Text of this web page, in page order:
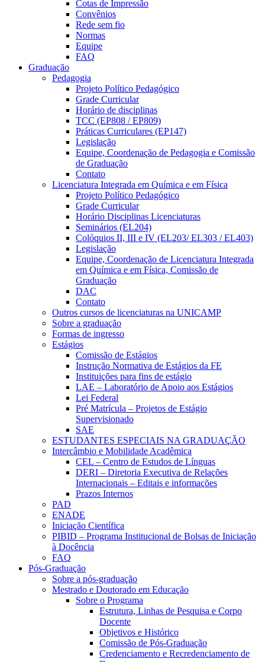
Cotas de Impressão
Convênios
Rede sem fio
Normas
Equipe
FAQ
Graduação
Pedagogia
Projeto Político Pedagógico
Grade Curricular
Horário de disciplinas
TCC (EP808 / EP809)
Práticas Curriculares (EP147)
Legislação
Equipe, Coordenação de Pedagogia e Comissão
de Graduação
Contato
Licenciatura Integrada em Química e em Física
Projeto Político Pedagógico
Grade Curricular
Horário Disciplinas Licenciaturas
Seminários (EL204)
Colóquios II, III e IV (EL203/ EL303 / EL403)
Legislação
Equipe, Coordenação de Licenciatura Integrada
em Química e em Física, Comissão de
Graduação
DAC
Contato
Outros cursos de licenciaturas na UNICAMP
Sobre a graduação
Formas de ingresso
Estágios
Comissão de Estágios
Instrução Normativa de Estágios da FE
Instituições para fins de estágio
LAE – Laboratório de Apoio aos Estágios
Lei Federal
Pré Matrícula – Projetos de Estágio
Supervisionado
SAE
ESTUDANTES ESPECIAIS NA GRADUAÇÃO
Intercâmbio e Mobilidade Acadêmica
CEL – Centro de Estudos de Línguas
DERI – Diretoria Executiva de Relações
Internacionais – Editais e informações
Prazos Internos
PAD
ENADE
Iniciação Científica
PIBID – Programa Institucional de Bolsas de Iniciação
à Docência
FAQ
Pós-Graduação
Sobre a pós-graduação
Mestrado e Doutorado em Educação
Sobre o Programa
Estrutura, Linhas de Pesquisa e Corpo
Docente
Objetivos e Histórico
Comissão de Pós-Graduação
Credenciamento e Recredenciamento de